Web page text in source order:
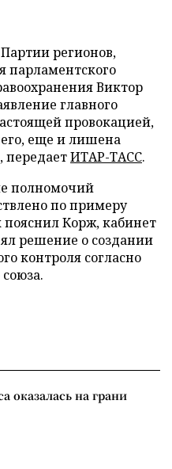
регионов,
парламентского
Виктор
главного
провокацией,
еще и лишена
передаетИТАР-ТАСС.
полномочий
по примеру
пояснил Корж, кабинет
решение о создании
контроля согласно
оказалась на грани